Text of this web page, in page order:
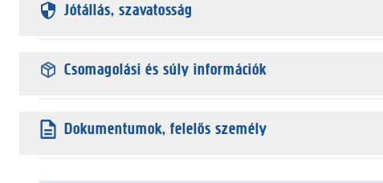
Jótállás, szavatosság
Csomagolási és súly információk
Dokumentumok, felelős személy